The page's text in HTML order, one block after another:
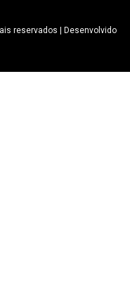
reservados | Desenvolvido